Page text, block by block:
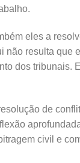
eles a
resulta que
dos tribunais.
de
civil e